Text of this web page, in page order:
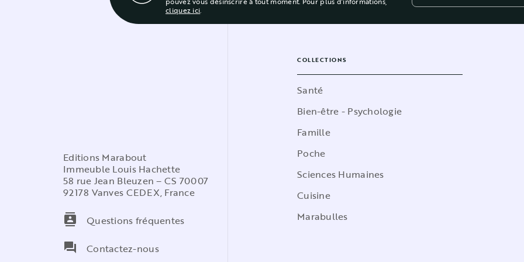
cliquez ici.
Editions Marabout
Immeuble Louis Hachette
58 rue Jean Bleuzen – CS 70007
92178 Vanves CEDEX, France
contacts
Questions fréquentes
question_answer
Contactez-nous
COLLECTIONS
Santé
Bien-être - Psychologie
Famille
Poche
Sciences Humaines
Cuisine
Marabulles